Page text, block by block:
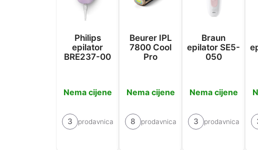
Philips
epilator
BRE237-00
Nema cijene
3 prodavnica
Beurer IPL
7800 Cool
Pro
Nema cijene
8 prodavnica
Braun
epilator SE5-
050
Nema cijene
3 prodavnica